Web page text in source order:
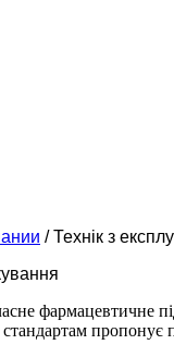
/ Технік з
фармацевтичне
пропонує